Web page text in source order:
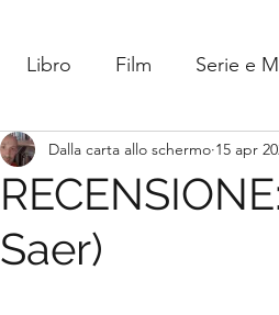
Libro Film Serie e
Saer)
Dalla carta allo schermo 15 apr